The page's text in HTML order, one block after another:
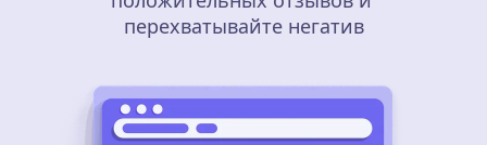
перехватывайте негатив